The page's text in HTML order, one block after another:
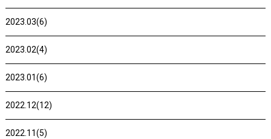
2023.03(6)
2023.02(4)
2023.01(6)
2022.12(12)
2022.11(5)